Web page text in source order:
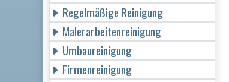
Regelmäßige Reinigung
Malerarbeitenreinigung
Umbaureinigung
Firmenreinigung